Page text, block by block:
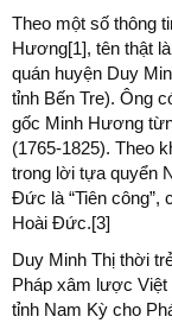
Theo một số thông
Hương[1], tên thật
quán huyện Duy
tỉnh Bến Tre). Ông
gốc Minh Hương
(1765-1825). Theo
trong lời tựa quyển
Đức là “Tiên công”,
Hoài Đức.[3]
Duy Minh Thị thời
Pháp xâm lược
tỉnh Nam Kỳ cho